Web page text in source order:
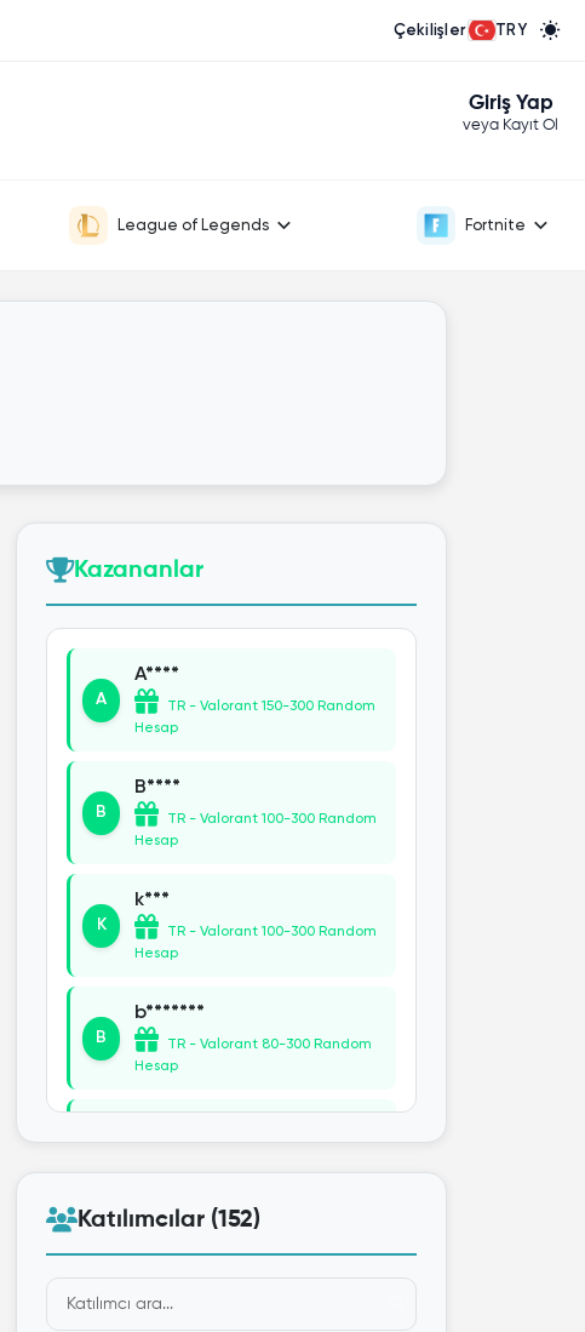
Çekilişler TRY
Giriş Yap
veya Kayıt Ol
League of Legends Fortnite
Kazananlar
A
A****
TR - Valorant 150-300 Random
Hesap
B
B****
TR - Valorant 100-300 Random
Hesap
K
k***
TR - Valorant 100-300 Random
Hesap
B
b*******
TR - Valorant 80-300 Random
Hesap
Katılımcılar (152)